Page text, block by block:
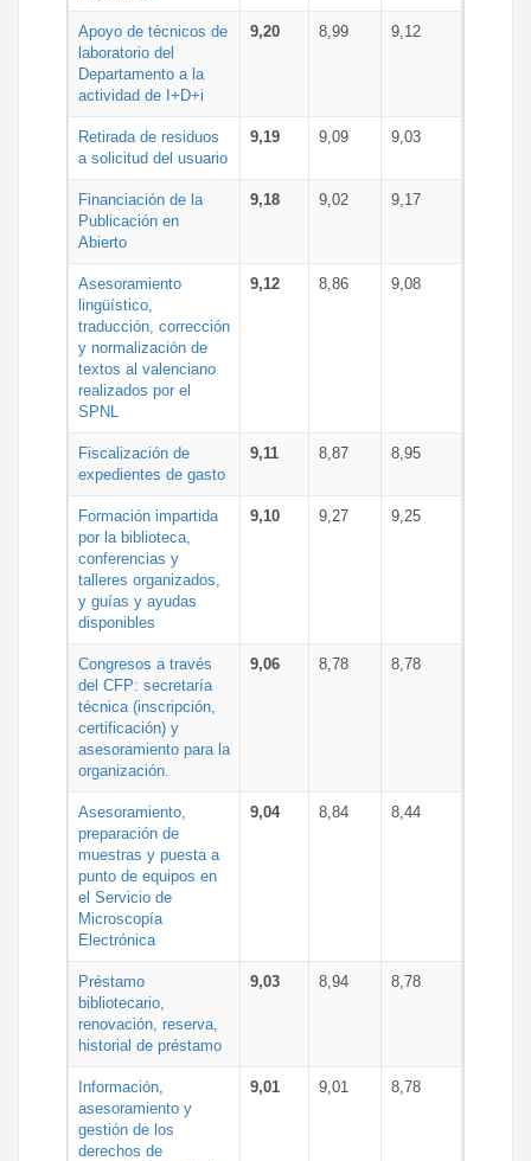
Apoyo de técnicos de
laboratorio del
Departamento a la
actividad de I+D+i
9,20 8,99 9,12
Retirada de residuos
a solicitud del usuario
9,19 9,09 9,03
Financiación de la
Publicación en
Abierto
9,18 9,02 9,17
Asesoramiento
lingüístico,
traducción, corrección
y normalización de
textos al valenciano
realizados por el
SPNL
9,12 8,86 9,08
Fiscalización de
expedientes de gasto
9,11 8,87 8,95
Formación impartida
por la biblioteca,
conferencias y
talleres organizados,
y guías y ayudas
disponibles
9,10 9,27 9,25
Congresos a través
del CFP: secretaría
técnica (inscripción,
certificación) y
asesoramiento para la
organización.
9,06 8,78 8,78
Asesoramiento,
preparación de
muestras y puesta a
punto de equipos en
el Servicio de
Microscopía
Electrónica
9,04 8,84 8,44
Préstamo
bibliotecario,
renovación, reserva,
historial de préstamo
9,03 8,94 8,78
Información,
asesoramiento y
gestión de los
derechos de
9,01 9,01 8,78